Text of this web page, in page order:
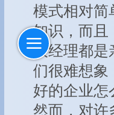
模式相对简
知识，而且
板经理都是
们很难想象
好的企业怎
然而，对许